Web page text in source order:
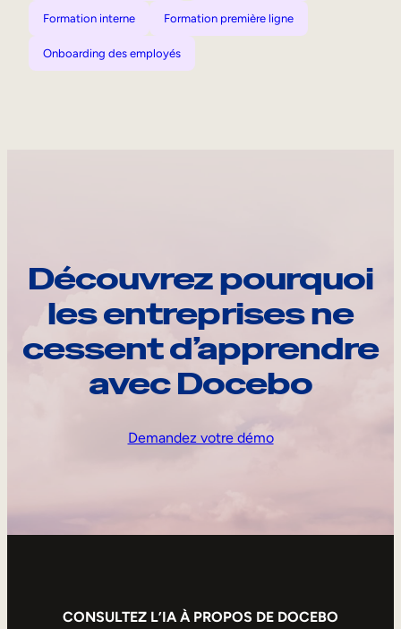
Formation interne Formation première ligne
Onboarding des employés
Découvrez pourquoi
les entreprises ne
cessent d’apprendre
avec Docebo
Demandez votre démo
CONSULTEZ L’IA À PROPOS DE DOCEBO